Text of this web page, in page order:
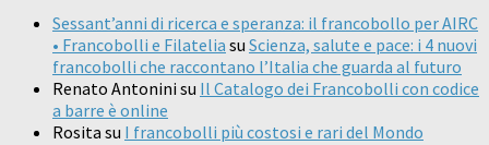
Sessant’anni di ricerca e speranza: il francobollo per AIRC
• Francobolli e Filatelia su Scienza, salute e pace: i 4 nuovi
francobolli che raccontano l’Italia che guarda al futuro
Renato Antonini su Il Catalogo dei Francobolli con codice
a barre è online
Rosita su I francobolli più costosi e rari del Mondo